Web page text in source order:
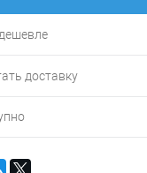
доставку